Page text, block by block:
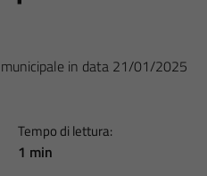
in data 21/01/2025
Tempo di lettura:
1 min